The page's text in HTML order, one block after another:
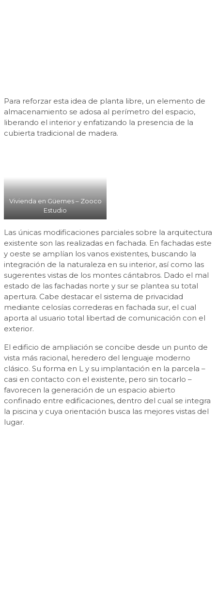
Para reforzar esta idea de planta libre, un elemento de
almacenamiento se adosa al perímetro del espacio,
liberando el interior y enfatizando la presencia de la
cubierta tradicional de madera.
Vivienda en Güemes – Zooco
Estudio
Las únicas modificaciones parciales sobre la arquitectura
existente son las realizadas en fachada. En fachadas este
y oeste se amplían los vanos existentes, buscando la
integración de la naturaleza en su interior, así como las
sugerentes vistas de los montes cántabros. Dado el mal
estado de las fachadas norte y sur se plantea su total
apertura. Cabe destacar el sistema de privacidad
mediante celosías correderas en fachada sur, el cual
aporta al usuario total libertad de comunicación con el
exterior.
El edificio de ampliación se concibe desde un punto de
vista más racional, heredero del lenguaje moderno
clásico. Su forma en L y su implantación en la parcela –
casi en contacto con el existente, pero sin tocarlo –
favorecen la generación de un espacio abierto
confinado entre edificaciones, dentro del cual se integra
la piscina y cuya orientación busca las mejores vistas del
lugar.